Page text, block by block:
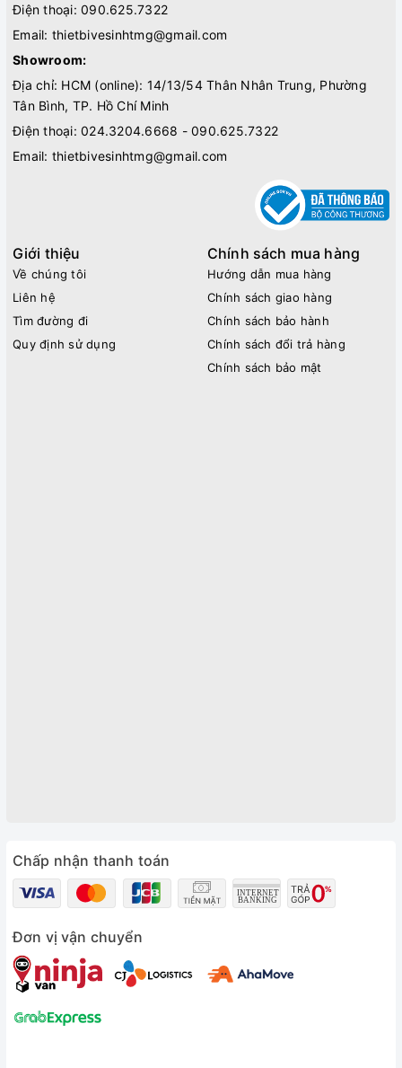
Điện thoại: 090.625.7322
Email: thietbivesinhtmg@gmail.com
Showroom:
Địa chỉ: HCM (online): 14/13/54 Thân Nhân Trung, Phường
Tân Bình, TP. Hồ Chí Minh
Điện thoại: 024.3204.6668 - 090.625.7322
Email: thietbivesinhtmg@gmail.com
Giới thiệu
Về chúng tôi
Liên hệ
Tìm đường đi
Quy định sử dụng
Chính sách mua hàng
Hướng dẫn mua hàng
Chính sách giao hàng
Chính sách bảo hành
Chính sách đổi trả hàng
Chính sách bảo mật
Chấp nhận thanh toán
Đơn vị vận chuyển